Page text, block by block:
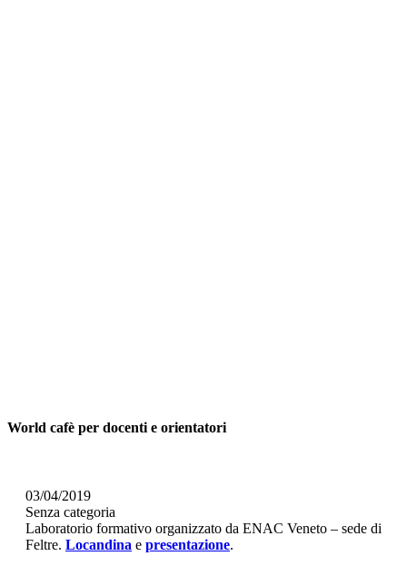
World cafè per docenti e orientatori
03/04/2019
Senza categoria
Laboratorio formativo organizzato da ENAC Veneto – sede di
Feltre. Locandina e presentazione.